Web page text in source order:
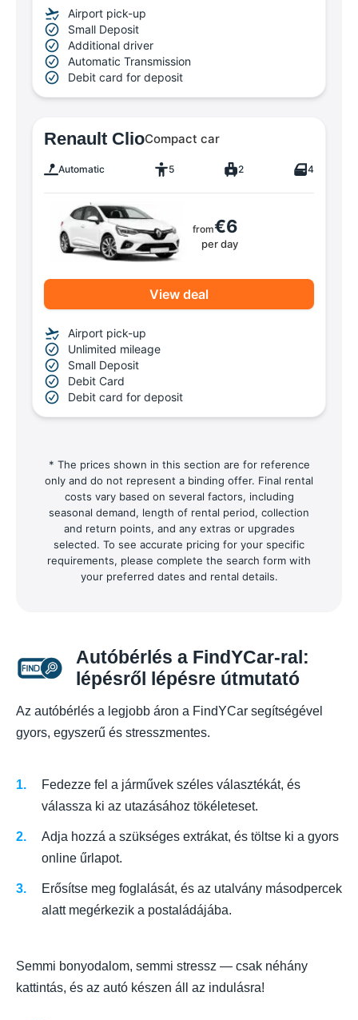
Airport pick-up
Small Deposit
Additional driver
Automatic Transmission
Debit card for deposit
Renault ClioCompact car
Automatic 5 2 4
from€6
per day
View deal
Airport pick-up
Unlimited mileage
Small Deposit
Debit Card
Debit card for deposit
* The prices shown in this section are for reference
only and do not represent a binding offer. Final rental
costs vary based on several factors, including
seasonal demand, length of rental period, collection
and return points, and any extras or upgrades
selected. To see accurate pricing for your specific
requirements, please complete the search form with
your preferred dates and rental details.
Autóbérlés a FindYCar-ral:
lépésről lépésre útmutató
Az autóbérlés a legjobb áron a FindYCar segítségével
gyors, egyszerű és stresszmentes.
Fedezze fel a járművek széles választékát, és
válassza ki az utazásához tökéleteset.
Adja hozzá a szükséges extrákat, és töltse ki a gyors
online űrlapot.
Erősítse meg foglalását, és az utalvány másodpercek
alatt megérkezik a postaládájába.
Semmi bonyodalom, semmi stressz — csak néhány
kattintás, és az autó készen áll az indulásra!